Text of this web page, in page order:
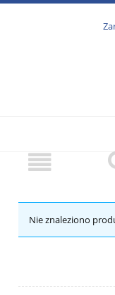
Nie znaleziono